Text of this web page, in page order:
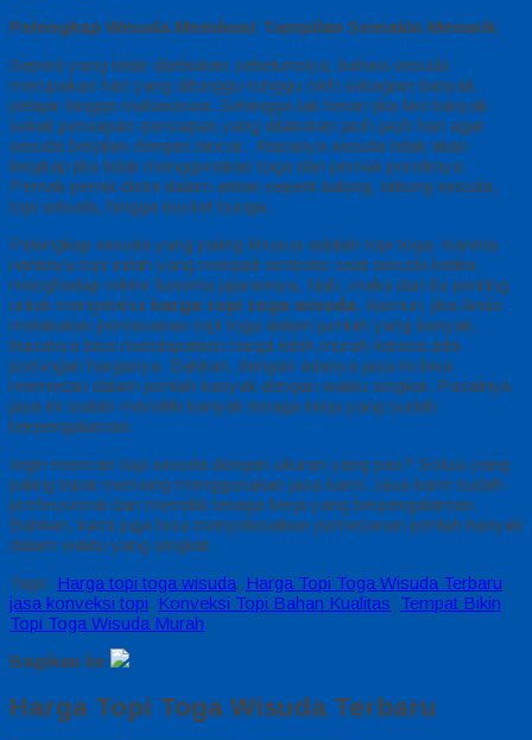
Pelengkap Wisuda Membuat Tampilan Semakin Menarik
Seperti yang telah dijelaskan sebelumnya, bahwa wisuda
merupakan hari yang ditunggu-tunggu oleh sebagian banyak
pelajar hingga mahasiswa. Sehingga tak heran jika kini banyak
sekali persiapan-persiapan yang dilakukan jauh-jauh hari agar
wisuda berjalan dengan lancar. Rasanya wisuda tidak akan
lengkap jika tidak menggunakan toga dan pernak perniknya.
Pernak pernik disini dalam artian seperti kalung, tabung wisuda,
topi wisuda, hingga bucket bunga.
Pelengkap wisuda yang paling khusus adalah topi toga. Karena
nantinya topi inilah yang menjadi simbolis saat wisuda ketika
menghadap rektor beserta jajarannya. Nah, maka dari itu penting
untuk mengetahui harga topi toga wisuda. Namun, jika Anda
melakukan pemesanan topi toga dalam jumlah yang banyak,
biasanya bisa mendapatkan harga lebih murah karena ada
potongan harganya. Bahkan, dengan adanya jasa ini bisa
memesan dalam jumlah banyak dengan waktu singkat. Pasalnya
jasa ini sudah memiliki banyak tenaga kerja yang sudah
berpengalaman.
Ingin mencari topi wisuda dengan ukuran yang pas? Solusi yang
paling tepat memang menggunakan jasa kami. Jasa kami sudah
professional dan memiliki tenaga kerja yang berpengalaman.
Bahkan, kami juga bisa menyelesaikan pemesanan jumlah banyak
dalam waktu yang singkat.
Tags: Harga topi toga wisuda, Harga Topi Toga Wisuda Terbaru,
jasa konveksi topi, Konveksi Topi Bahan Kualitas, Tempat Bikin
Topi Toga Wisuda Murah
Bagikan ke
Harga Topi Toga Wisuda Terbaru